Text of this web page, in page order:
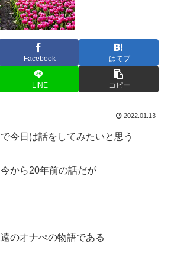
Facebook はてブ
LINE コピー
2022.01.13
今日は話をしてみたいと思う
から20年前の話だが
のオナぺの物語である